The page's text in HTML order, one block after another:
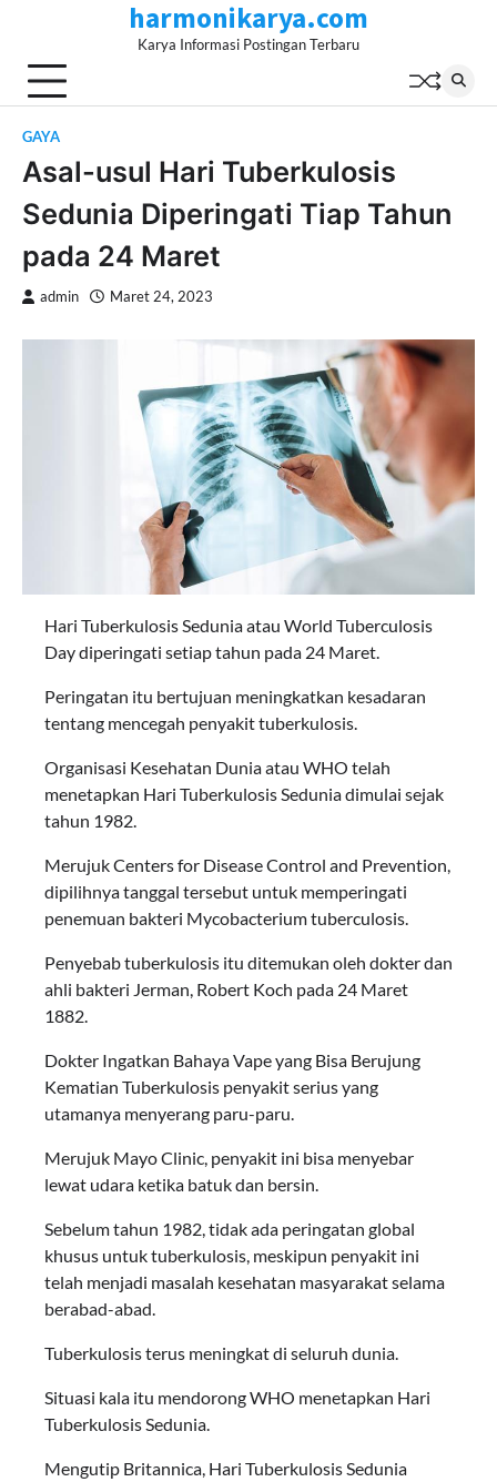
content
harmonikarya.com
Karya Informasi Postingan Terbaru
GAYA
Asal-usul Hari Tuberkulosis
Sedunia Diperingati Tiap Tahun
pada 24 Maret
admin Maret 24, 2023
Hari Tuberkulosis Sedunia atau World Tuberculosis
Day diperingati setiap tahun pada 24 Maret.
Peringatan itu bertujuan meningkatkan kesadaran
tentang mencegah penyakit tuberkulosis.
Organisasi Kesehatan Dunia atau WHO telah
menetapkan Hari Tuberkulosis Sedunia dimulai sejak
tahun 1982.
Merujuk Centers for Disease Control and Prevention,
dipilihnya tanggal tersebut untuk memperingati
penemuan bakteri Mycobacterium tuberculosis.
Penyebab tuberkulosis itu ditemukan oleh dokter dan
ahli bakteri Jerman, Robert Koch pada 24 Maret
1882.
Dokter Ingatkan Bahaya Vape yang Bisa Berujung
Kematian Tuberkulosis penyakit serius yang
utamanya menyerang paru-paru.
Merujuk Mayo Clinic, penyakit ini bisa menyebar
lewat udara ketika batuk dan bersin.
Sebelum tahun 1982, tidak ada peringatan global
khusus untuk tuberkulosis, meskipun penyakit ini
telah menjadi masalah kesehatan masyarakat selama
berabad-abad.
Tuberkulosis terus meningkat di seluruh dunia.
Situasi kala itu mendorong WHO menetapkan Hari
Tuberkulosis Sedunia.
Mengutip Britannica, Hari Tuberkulosis Sedunia